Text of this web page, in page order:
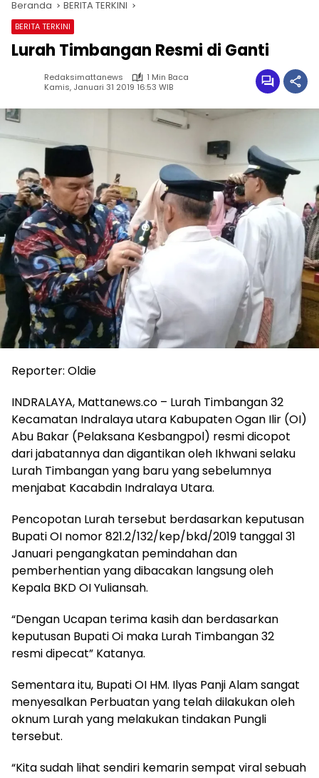
Beranda BERITA TERKINI
BERITA TERKINI
Lurah Timbangan Resmi di Ganti
Redaksimattanews
1 Min Baca
Kamis, Januari 31 2019 16:53 WIB
Reporter: Oldie
INDRALAYA, Mattanews.co – Lurah Timbangan 32
Kecamatan Indralaya utara Kabupaten Ogan Ilir (OI)
Abu Bakar (Pelaksana Kesbangpol) resmi dicopot
dari jabatannya dan digantikan oleh Ikhwani selaku
Lurah Timbangan yang baru yang sebelumnya
menjabat Kacabdin Indralaya Utara.
Pencopotan Lurah tersebut berdasarkan keputusan
Bupati OI nomor 821.2/132/kep/bkd/2019 tanggal 31
Januari pengangkatan pemindahan dan
pemberhentian yang dibacakan langsung oleh
Kepala BKD OI Yuliansah.
“Dengan Ucapan terima kasih dan berdasarkan
keputusan Bupati Oi maka Lurah Timbangan 32
resmi dipecat” Katanya.
Sementara itu, Bupati OI HM. Ilyas Panji Alam sangat
menyesalkan Perbuatan yang telah dilakukan oleh
oknum Lurah yang melakukan tindakan Pungli
tersebut.
“Kita sudah lihat sendiri kemarin sempat viral sebuah